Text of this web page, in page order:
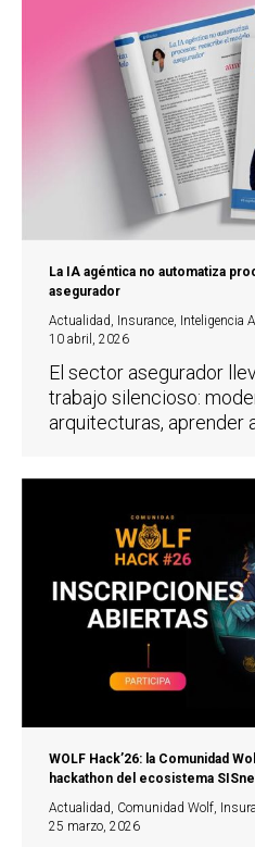
La IA agéntica no automatiza
asegurador
Actualidad, Insurance, Inteligencia
10 abril, 2026
El sector asegurador
trabajo silencioso:
arquitecturas, aprender
WOLF Hack’26: la Comunidad
hackathon del ecosistema
Actualidad, Comunidad Wolf,
25 marzo, 2026